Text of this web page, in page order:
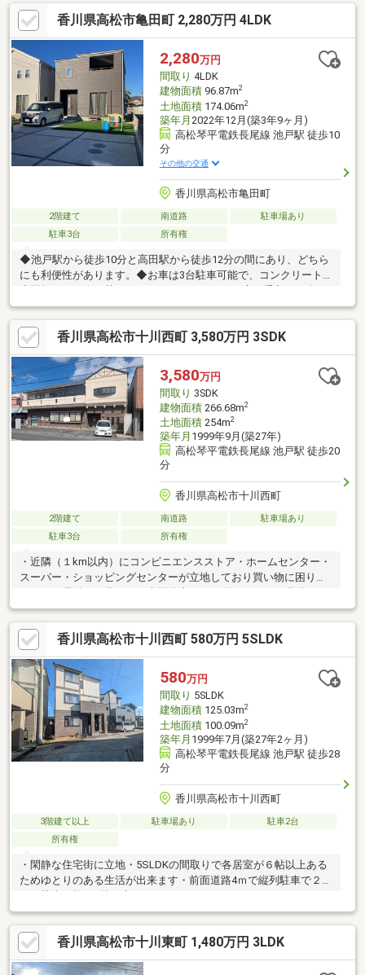
交通の便は良い♪
香川県高松市亀田町 2,280万円 4LDK
2,280万円
間取り 4LDK
建物面積96.87m2
土地面積174.06m2
築年月 2022年12月(築3年9ヶ月)
高松琴平電鉄長尾線 池戸駅 徒歩10
分
その他の交通
香川県高松市亀田町
2階建て 南道路
駐車場あり
駐車3台
所有権
◆池戸駅から徒歩10分と高田駅から徒歩12分の間にあり、どちら
にも利便性があります。◆お車は3台駐車可能で、コンクリート
す。◆築2年！！4LDKのファミリー向け！◆家族が見える嬉しい
カウンターキッチンです。◆サッシ複層ガラスなので、断熱・防
音・防犯にも優れています！◆住宅性能評価を取得した住宅にな
ります。
香川県高松市十川西町 3,580万円 3SDK
3,580万円
間取り 3SDK
建物面積266.68m2
土地面積254m2
築年月 1999年9月(築27年)
高松琴平電鉄長尾線 池戸駅 徒歩20
分
香川県高松市十川西町
2階建て 南道路
駐車場あり
駐車3台
所有権
・近隣（１km以内）にコンビニエンスストア・ホームセンター・
スーパー・ショッピングセンターが立地しており買い物に困りま
号（さぬき東街道）まで車で1分と車での移動も便利です。・1階
部分はお好きに改装することによっていろいろな用途尾にお使い
いただけます。・2階居宅部分はメーターモジュールで作られてお
りゆったりとしています。さらに和室部分を除きバリアフリーで
す。
香川県高松市十川西町 580万円 5SLDK
580万円
間取り 5SLDK
建物面積125.03m2
土地面積100.09m2
築年月 1999年7月(築27年2ヶ月)
高松琴平電鉄長尾線 池戸駅 徒歩28
分
香川県高松市十川西町
3階建て以上 駐車場あり
駐車2台
所有権
・閑静な住宅街に立地・5SLDKの間取りで各居室が６帖以上ある
ためゆとりのある生活が出来ます・前面道路4ｍで縦列駐車で２台
ので収納力があります。・ショッピングセンター「フジグラン十
川」まで徒歩12分なので買い物も困りません。・県道10号（さぬ
き東街道）・県道30号（塩江屋島西線）まで車で３分以内と交通
アクセスもよいです。
香川県高松市十川東町 1,480万円 3LDK